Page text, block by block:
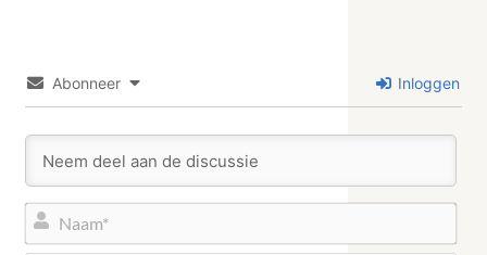
Abonneer Inloggen